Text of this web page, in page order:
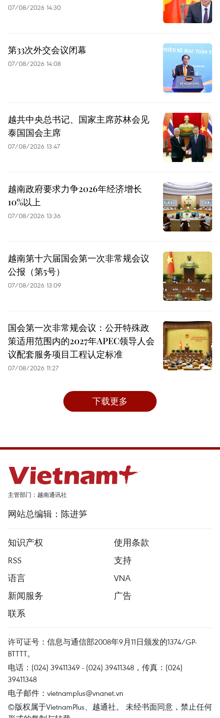
07/08/2026 14:30
第33次外交会议闭幕
07/08/2026 14:08
越共中央总书记、国家主席苏林会见
泰国国会主席
07/08/2026 13:47
越南政府要求力争2026年经济增长
10%以上
07/08/2026 13:36
越南第十六届国会第一次非常规会议
公报（第5号）
07/08/2026 13:09
国会第一次非常规会议：公开特殊政
策适用范围内的2027年APEC领导人会
议配套服务项目工程认定标准
07/08/2026 11:27
下载更多
主管部门：越南通讯社
网站总编辑：陈进笋
知识产权
使用条款
RSS
支持
语言
VNA
新闻服务
广告
联系
许可证号：信息与通信部2008年9月11日颁发的1374/GP-
BTTTT。
电话：(024) 39411349 - (024) 39411348，传真：(024)
39411348
电子邮件： vietnamplus@vnanet.vn
©版权属于VietnamPlus、越通社。 未经书面同意，禁止任何